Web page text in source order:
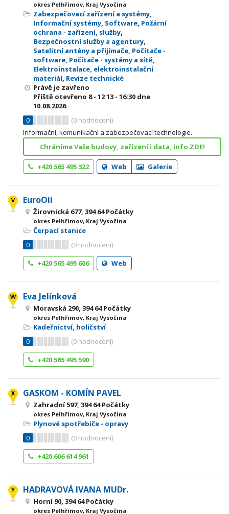
okres Pelhřimov, Kraj Vysočina
Zabezpečovací zařízení a systémy,
Informační systémy, Software, Požární
ochrana - zařízení, služby,
Bezpečnostní služby a agentury,
Satelitní antény a přijímače, Počítače -
software, Počítače - systémy a sítě,
Elektroinstalace, elektroinstalační
materiál, Revize technické
Právě je zavřeno
Příště otevřeno 8 - 1213 - 16:30 dne
10.08.2026
0
(0 hodnocení)
Informační, komunikační a zabezpečovací technologie.
Chráníme Vaše budovy, zařízení i data, info ZDE!
+420 565 495 322 Web Galerie
EuroOil
Žirovnická 677, 394 64 Počátky
okres Pelhřimov, Kraj Vysočina
Čerpací stanice
0
(0 hodnocení)
+420 565 495 606
Web
Eva Jelínková
Moravská 290, 394 64 Počátky
okres Pelhřimov, Kraj Vysočina
Kadeřnictví, holičství
0
(0 hodnocení)
+420 565 495 590
GASKOM - KOMÍN PAVEL
Zahradní 597, 394 64 Počátky
okres Pelhřimov, Kraj Vysočina
Plynové spotřebiče - opravy
0
(0 hodnocení)
+420 606 614 961
HADRAVOVÁ IVANA MUDr.
Horní 90, 394 64 Počátky
okres Pelhřimov, Kraj Vysočina